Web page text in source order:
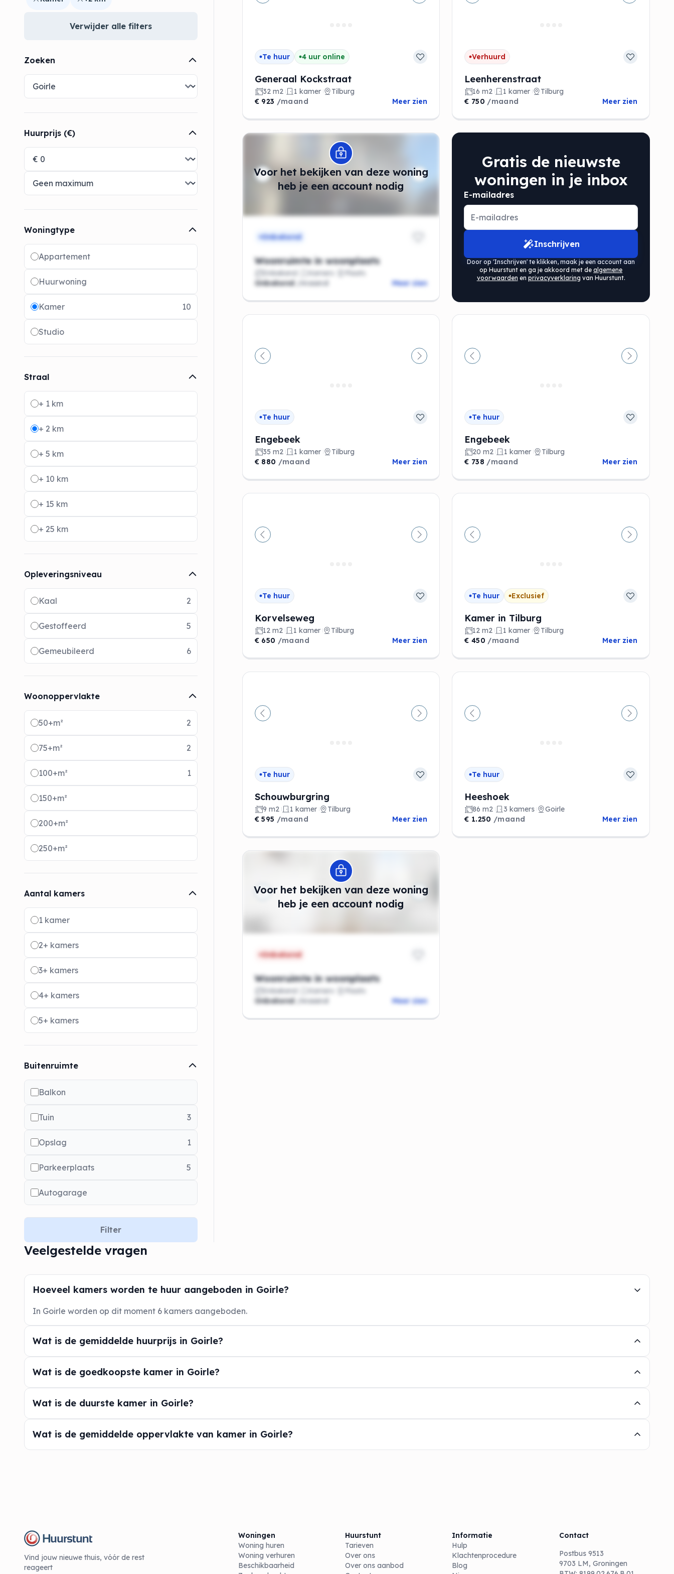
Verwijder alle filters
Zoeken
Huurprijs (€)
Woningtype
Radio buttons
Appartement
Huurwoning
Kamer 10
Studio
Straal
Radio buttons
+ 1 km
+ 2 km
+ 5 km
+ 10 km
+ 15 km
+ 25 km
Opleveringsniveau
Radio buttons
Kaal 2
Gestoffeerd 5
Gemeubileerd 6
Woonoppervlakte
Radio buttons
50+m² 2
75+m² 2
100+m² 1
150+m²
200+m²
250+m²
Aantal kamers
Radio buttons
1 kamer
2+ kamers
3+ kamers
4+ kamers
5+ kamers
Buitenruimte
Balkon
Tuin 3
Opslag 1
Parkeerplaats 5
Autogarage
Filter
Te huur 4 uur online
Generaal Kockstraat
32 m2 1 kamer
Tilburg
€ 923 /maand Meer zien
Verhuurd
Leenherenstraat
16 m2 1 kamer
Tilburg
€ 750 /maand Meer zien
Voor het bekijken van deze woning
heb je een account nodig
Modal openen
Onbekend
Woonruimte in woonplaats
Onbekend Kamers
Plaats
Onbekend
/maand Meer zien
Gratis de nieuwste
woningen in je inbox
E-mailadres
Inschrijven
Door op 'Inschrijven' te klikken, maak je een account aan
op Huurstunt en ga je akkoord met dealgemene
voorwaarden en privacyverklaring van Huurstunt.
Vorige Volgende
Te huur
Engebeek
35 m2 1 kamer
Tilburg
€ 880 /maand Meer zien
Vorige Volgende
Te huur
Engebeek
20 m2 1 kamer
Tilburg
€ 738 /maand Meer zien
Vorige Volgende
Te huur
Korvelseweg
12 m2 1 kamer
Tilburg
€ 650 /maand Meer zien
Vorige Volgende
Te huur Exclusief
Kamer in Tilburg
12 m2 1 kamer
Tilburg
€ 450 /maand Meer zien
Vorige Volgende
Te huur
Schouwburgring
9 m2 1 kamer
Tilburg
€ 595 /maand Meer zien
Vorige Volgende
Te huur
Heeshoek
86 m2 3 kamers
Goirle
€ 1.250 /maand Meer zien
Voor het bekijken van deze woning
heb je een account nodig
Modal openen
Onbekend
Woonruimte in woonplaats
Onbekend Kamers
Plaats
Onbekend
/maand Meer zien
Veelgestelde vragen
Hoeveel kamers worden te huur aangeboden in Goirle?
In Goirle worden op dit moment 6 kamers aangeboden.
Wat is de gemiddelde huurprijs in Goirle?
Wat is de goedkoopste kamer in Goirle?
Wat is de duurste kamer in Goirle?
Wat is de gemiddelde oppervlakte van kamer in Goirle?
Vind jouw nieuwe thuis, vóór de rest
reageert
Woningen
Woning huren
Woning verhuren
Beschikbaarheid
Huurstunt
Tarieven
Over ons
Over ons aanbod
Informatie
Hulp
Klachtenprocedure
Blog
Contact
Postbus 9513
9703 LM, Groningen